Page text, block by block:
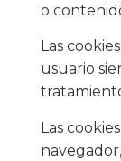
o
Las
usuario
Las